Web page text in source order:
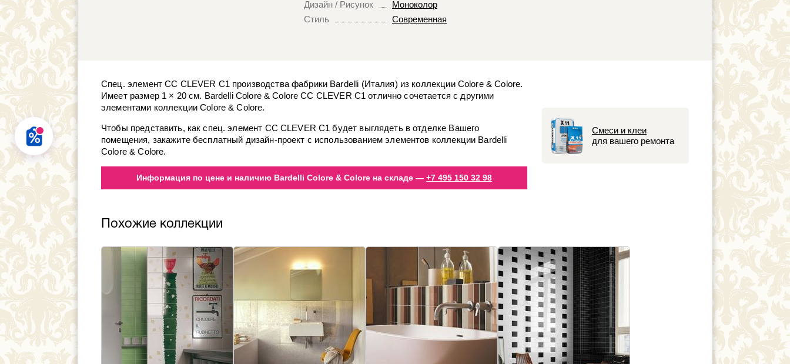
Дизайн / Рисунок
Моноколор
Стиль
Современная
Смеси и клеи
для вашего ремонта
Спец. элемент CC CLEVER C1 производства фабрики Bardelli (Италия) из коллекции Colore & Colore.
Имеет размер 1 × 20 см. Bardelli Colore & Colore CC CLEVER C1 отлично сочетается с другими
элементами коллекции Colore & Colore.
Чтобы представить, как спец. элемент CC CLEVER C1 будет выглядеть в отделке Вашего
помещения, закажите бесплатный дизайн-проект с использованием элементов коллекции Bardelli
Colore & Colore.
Информация по цене и наличию Bardelli Colore & Colore на складе — +7 495 150 32 98
Похожие коллекции